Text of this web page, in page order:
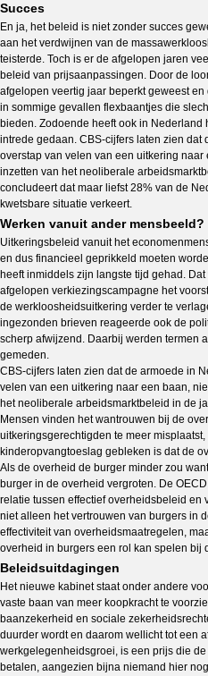
Succes
En ja, het beleid is niet zonder succes
aan het verdwijnen van de
teisterde. Toch is er de afgelopen jaren
beleid van prijsaanpassingen. Door de
afgelopen veertig jaar beperkt geweest
in sommige gevallen flexbaantjes die
bieden. Zodoende heeft ook in Nederland
intrede gedaan. CBS-cijfers laten zien
overstap van velen van een uitkering
inzetten van het neoliberale
concludeert dat maar liefst 28% van de
kwetsbare situatie verkeert.
Werken vanuit ander mensbeeld?
Uitkeringsbeleid vanuit het
en dus financieel geprikkeld moeten
heeft inmiddels zijn langste tijd gehad.
afgelopen verkiezingscampagne het
de werkloosheidsuitkering verder te
ingezonden brieven reageerde ook de
scherp afwijzend. Daarbij werden termen
gemeden.
CBS-cijfers laten zien dat de armoede in
velen van een uitkering naar een baan,
het neoliberale arbeidsmarktbeleid in de
Mensen vinden het wantrouwen bij de
uitkeringsgerechtigden te meer
kinderopvangtoeslag gebleken is dat de
Als de overheid de burger minder zou
burger in de overheid vergroten. De
relatie tussen effectief overheidsbeleid en
niet alleen het vertrouwen van burgers in
effectiviteit van overheidsmaatregelen,
overheid in burgers een rol kan spelen bij
Beleidsuitdagingen
Het nieuwe kabinet staat onder andere
vaste baan van meer koopkracht te
baanzekerheid en sociale
duurder wordt en daarom wellicht tot een
werkgelegenheidsgroei, is een prijs die
betalen, aangezien bijna niemand hier